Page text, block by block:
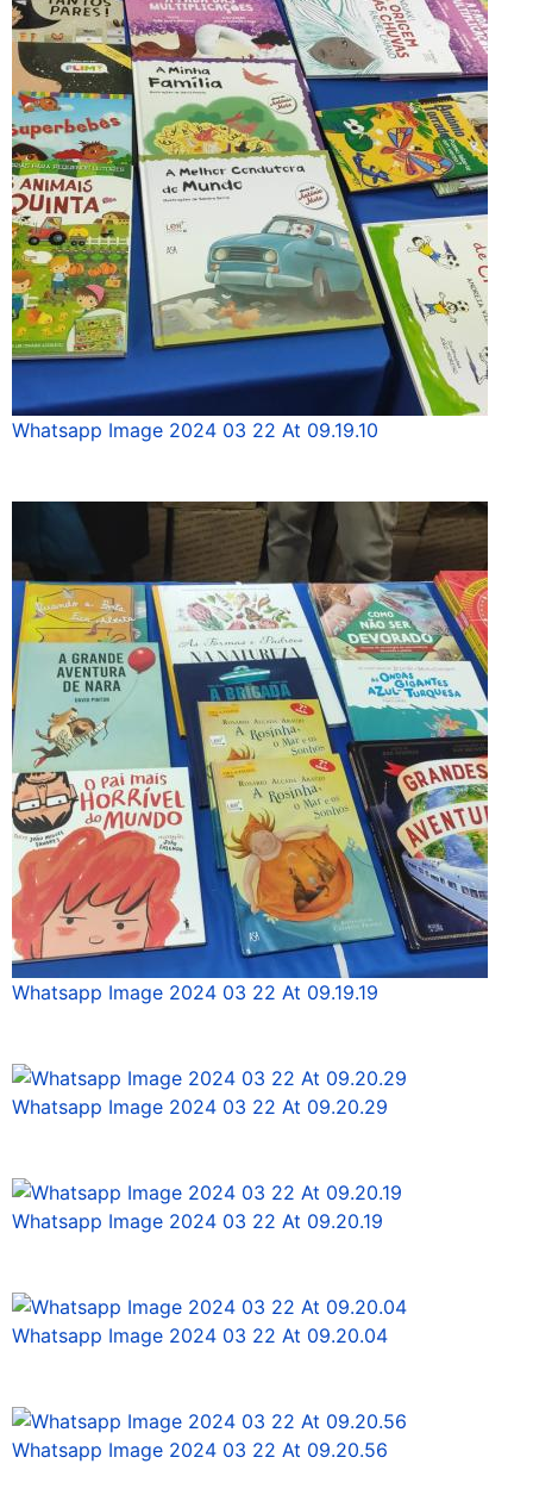
Whatsapp Image 2024 03 22 At 09.19.10
Whatsapp Image 2024 03 22 At 09.19.19
Whatsapp Image 2024 03 22 At 09.20.29
Whatsapp Image 2024 03 22 At 09.20.19
Whatsapp Image 2024 03 22 At 09.20.04
Whatsapp Image 2024 03 22 At 09.20.56